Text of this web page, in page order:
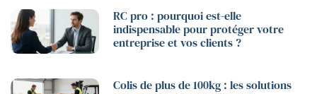
RC pro : pourquoi est-elle
indispensable pour protéger votre
entreprise et vos clients ?
Colis de plus de 100kg : les solutions